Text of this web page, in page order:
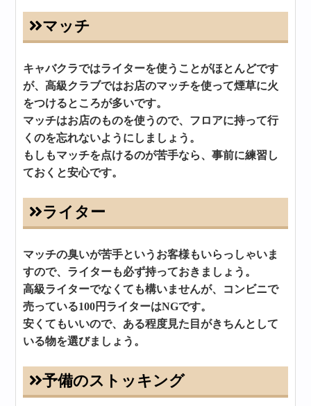
マッチ
キャバクラではライターを使うことがほとんどです
が、高級クラブではお店のマッチを使って煙草に火
をつけるところが多いです。
マッチはお店のものを使うので、フロアに持って行
くのを忘れないようにしましょう。
もしもマッチを点けるのが苦手なら、事前に練習し
ておくと安心です。
ライター
マッチの臭いが苦手というお客様もいらっしゃいま
すので、ライターも必ず持っておきましょう。
高級ライターでなくても構いませんが、コンビニで
売っている100円ライターはNGです。
安くてもいいので、ある程度見た目がきちんとして
いる物を選びましょう。
予備のストッキング